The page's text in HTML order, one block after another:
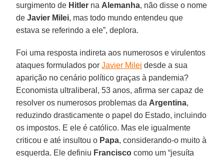
surgimento de Hitler na Alemanha, não disse o nome
deJavier Milei, mas todo mundo entendeu que
estava se referindo a ele”, deplora.
Foi uma resposta indireta aos numerosos e virulentos
ataques formulados porJavier Milei desde a sua
aparição no cenário político graças à pandemia?
Economista ultraliberal, 53 anos, afirma ser capaz de
resolver os numerosos problemas da Argentina,
reduzindo drasticamente o papel do Estado, incluindo
os impostos. E ele é católico. Mas ele igualmente
criticou e até insultou o Papa, considerando-o muito à
esquerda. Ele definiu Francisco como um “jesuíta